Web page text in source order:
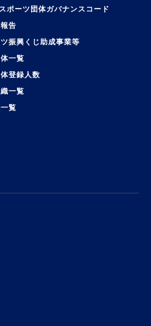
ポーツ団体ガバナンスコード
告
振興くじ助成事業等
一覧
登録人数
一覧
覧